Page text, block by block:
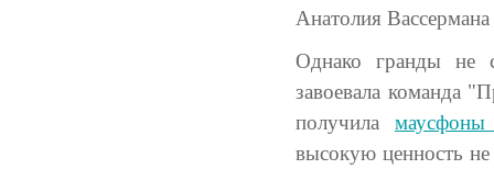
Анатолия
Однако гранды не
завоевала команда
получила
высокую ценность